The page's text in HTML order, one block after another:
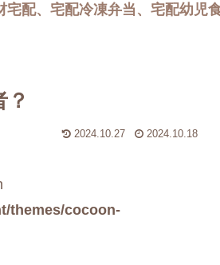
宅配、宅配冷凍弁当、宅配幼児食
2024.10.27 2024.10.18
themes/cocoon-